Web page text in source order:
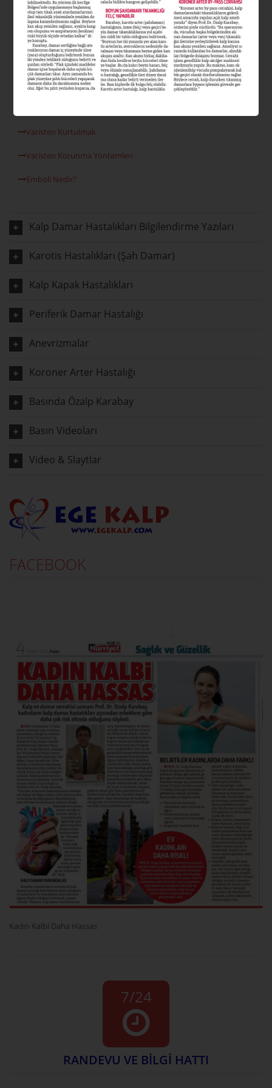
Varis Nedir?
Varis Tipleri Nelerdir?
Varis Nedenleri
Venöz Reflü
Varisten Kurtulmak
Varisten Korunma Yöntemleri
Emboli Nedir?
Kalp Damar Hastalıkları Bilgilendirme Yazıları
Karotis Hastalıkları (Şah Damar)
Kalp Kapak Hastalıkları
Periferik Damar Hastalığı
Anevrizmalar
Koroner Arter Hastalığı
Basında Özalp Karabay
Basın Videoları
Video & Slaytlar
FACEBOOK
Kadın Kalbi Daha Hassas
7/24
RANDEVU VE BİLGİ HATTI